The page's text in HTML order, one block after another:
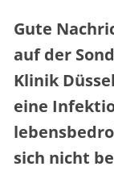
Gute
auf der
Klinik
eine
sich nicht